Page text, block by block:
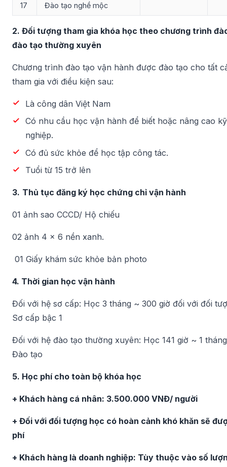
17 Đào tạo nghề mộc
2. Đối tượng tham gia khóa học theo chương trình
đào tạo thường xuyên
Chương trình đào tạo vận hành được đào tạo cho tất
tham gia với điều kiện sau:
Là công dân Việt Nam
Có nhu cầu học vận hành để biết hoặc nâng cao
nghiệp.
Có đủ sức khỏe để học tập công tác.
Tuổi từ 15 trở lên
3. Thủ tục đăng ký học chứng chỉ vận hành
01 ảnh sao CCCD/ Hộ chiếu
02 ảnh 4 x 6 nền xanh.
01 Giấy khám sức khỏe bản photo
4. Thời gian học vận hành
Đối với hệ sơ cấp: Học 3 tháng ~ 300 giờ đối với đối
Sơ cấp bậc 1
Đối với hệ đào tạo thường xuyên: Học 141 giờ ~ 1
Đào tạo
5. Học phí cho toàn bộ khóa học
+ Khách hàng cá nhân: 3.500.000 VNĐ/ người
+ Đối với đối tượng học có hoàn cảnh khó khăn sẽ
phí
+ Khách hàng là doanh nghiệp: Tùy thuộc vào số